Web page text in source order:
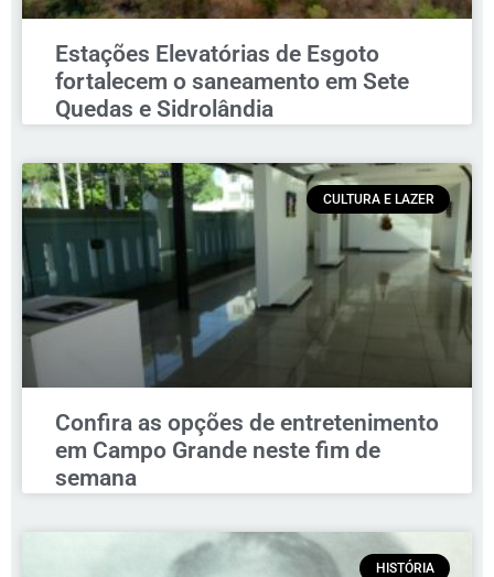
Estações Elevatórias de Esgoto
fortalecem o saneamento em Sete
Quedas e Sidrolândia
CULTURA E LAZER
Confira as opções de entretenimento
em Campo Grande neste fim de
semana
HISTÓRIA